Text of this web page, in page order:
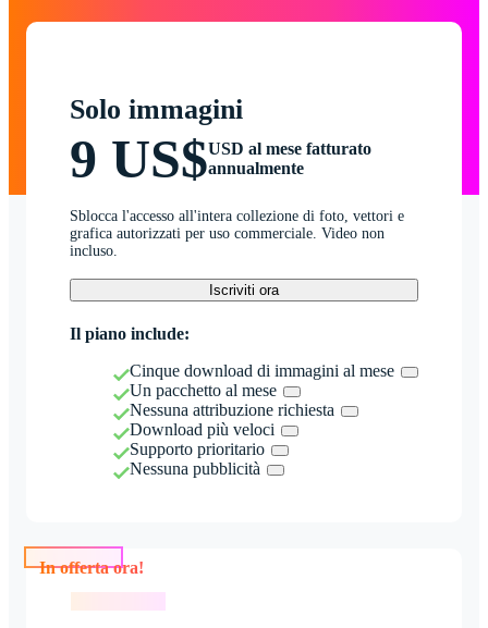
Solo immagini
9 US$USD al mese fatturato
annualmente
Sblocca l'accesso all'intera collezione di foto, vettori e
grafica autorizzati per uso commerciale. Video non
incluso.
Iscriviti ora
Il piano include:
Cinque download di immagini al mese
Un pacchetto al mese
Nessuna attribuzione richiesta
Download più veloci
Supporto prioritario
Nessuna pubblicità